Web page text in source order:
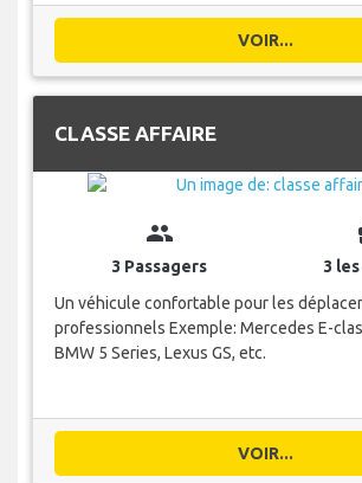
VOIR...
CLASSE AFFAIRE
group
3 Passagers
3
Un véhicule confortable pour les
professionnels Exemple: Mercedes E-
BMW 5 Series, Lexus GS, etc.
VOIR...